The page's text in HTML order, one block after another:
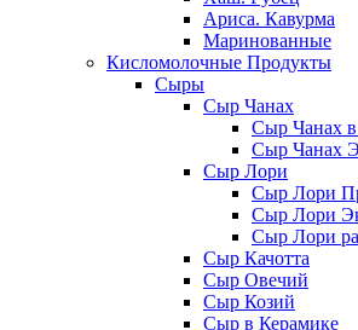
Ариса. Кавурма
Маринованные
Кисломолочные Продукты
Сыры
Сыр Чанах
Сыр Чанах в
Сыр Чанах
Сыр Лори
Сыр Лори
Сыр Лори
Сыр Лори
Сыр Качотта
Сыр Овечий
Сыр Козий
Сыр в Керамике